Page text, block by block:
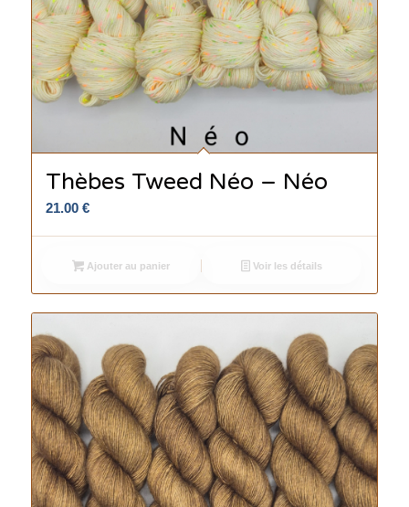
Thèbes Tweed Néo – Néo
21.00 €
Ajouter au panier Voir les détails